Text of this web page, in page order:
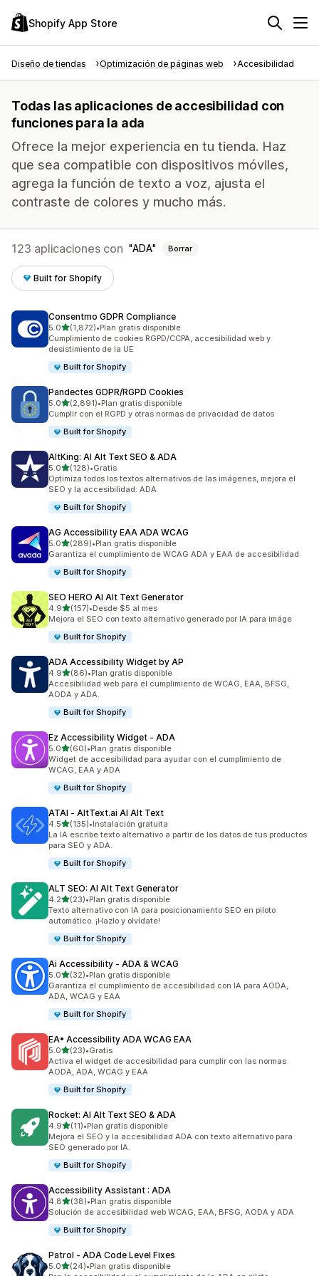
Shopify App Store
Diseño de tiendas Optimización de páginas web Accesibilidad
Todas las aplicaciones de accesibilidad con
funciones para la ada
Ofrece la mejor experiencia en tu tienda. Haz
que sea compatible con dispositivos móviles,
agrega la función de texto a voz, ajusta el
contraste de colores y mucho más.
123 aplicaciones con ADA Borrar
Built for Shopify
Consentmo GDPR Compliance
5.0de 5 estrellas
(1,872)
1872 reseñas en total
•Plan gratis disponible
Cumplimiento de cookies RGPD/CCPA, accesibilidad web y
desistimiento de la UE
Built for Shopify
Pandectes GDPR/RGPD Cookies
5.0de 5 estrellas
(2,891)
2891 reseñas en total
•Plan gratis disponible
Cumplir con el RGPD y otras normas de privacidad de datos
Built for Shopify
AltKing: AI Alt Text SEO & ADA
5.0de 5 estrellas
(128)
128 reseñas en total
•Gratis
Optimiza todos los textos alternativos de las imágenes, mejora el
SEO y la accesibilidad: ADA
Built for Shopify
AG Accessibility EAA ADA WCAG
5.0de 5 estrellas
(289)
289 reseñas en total
•Plan gratis disponible
Garantiza el cumplimiento de WCAG ADA y EAA de accesibilidad
Built for Shopify
SEO HERO AI Alt Text Generator
4.9de 5 estrellas
(157)
157 reseñas en total
•Desde $5 al mes
Mejora el SEO con texto alternativo generado por IA para imáge
Built for Shopify
ADA Accessibility Widget by AP
4.9de 5 estrellas
(86)
86 reseñas en total
•Plan gratis disponible
Accesibilidad web para el cumplimiento de WCAG, EAA, BFSG,
AODA y ADA.
Built for Shopify
Ez Accessibility Widget ‑ ADA
5.0de 5 estrellas
(60)
60 reseñas en total
•Plan gratis disponible
Widget de accesibilidad para ayudar con el cumplimiento de
WCAG, EAA y ADA
Built for Shopify
ATAI ‑ AltText.ai AI Alt Text
4.5de 5 estrellas
(135)
135 reseñas en total
•Instalación gratuita
La IA escribe texto alternativo a partir de los datos de tus productos
para SEO y ADA.
Built for Shopify
ALT SEO: AI Alt Text Generator
4.2de 5 estrellas
(23)
23 reseñas en total
•Plan gratis disponible
Texto alternativo con IA para posicionamiento SEO en piloto
automático. ¡Hazlo y olvídate!
Built for Shopify
Ai Accessibility ‑ ADA & WCAG
5.0de 5 estrellas
(32)
32 reseñas en total
•Plan gratis disponible
Garantiza el cumplimiento de accesibilidad con IA para AODA,
ADA, WCAG y EAA
Built for Shopify
EA• Accessibility ADA WCAG EAA
5.0de 5 estrellas
(23)
23 reseñas en total
•Gratis
Activa el widget de accesibilidad para cumplir con las normas
AODA, ADA, WCAG y EAA
Built for Shopify
Rocket: AI Alt Text SEO & ADA
4.9de 5 estrellas
(11)
11 reseñas en total
•Plan gratis disponible
Mejora el SEO y la accesibilidad ADA con texto alternativo para
SEO generado por IA.
Built for Shopify
Accessibility Assistant : ADA
4.8de 5 estrellas
(38)
38 reseñas en total
•Plan gratis disponible
Solución de accesibilidad web WCAG, EAA, BFSG, AODA y ADA
Built for Shopify
Patrol ‑ ADA Code Level Fixes
5.0de 5 estrellas
(24)
24 reseñas en total
•Plan gratis disponible